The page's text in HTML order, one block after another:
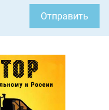
Отправить